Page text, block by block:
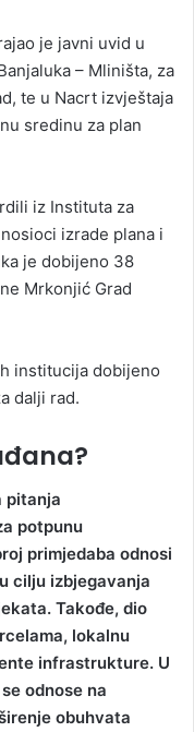
je javni uvid u
– Mliništa, za
te u Nacrt izvještaja
sredinu za plan
iz Instituta za
izrade plana i
je dobijeno 38
Mrkonjić Grad
institucija dobijeno
dalji rad.
pitanja
potpunu
primjedaba odnosi
cilju izbjegavanja
Takođe, dio
lokalnu
infrastrukture. U
odnose na
obuhvata